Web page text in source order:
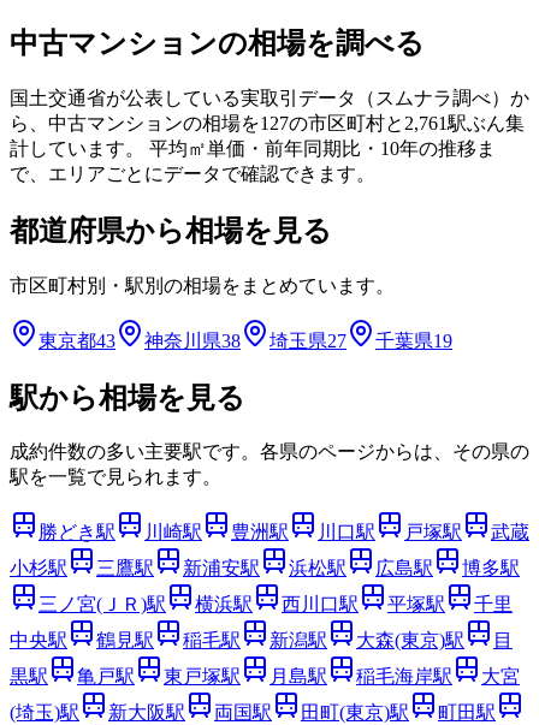
中古マンションの相場を調べる
国土交通省が公表している実取引データ（スムナラ調べ）か
ら、中古マンションの相場を127の市区町村と 2,761駅ぶん集
計しています。 平均㎡単価・前年同期比・10年の推移ま
で、エリアごとにデータで確認できます。
都道府県から相場を見る
市区町村別・駅別の相場をまとめています。
東京都43 神奈川県38 埼玉県27 千葉県19
駅から相場を見る
成約件数の多い主要駅です。各県のページからは、その県の
駅を一覧で見られます。
勝どき駅 川崎駅 豊洲駅 川口駅 戸塚駅
武蔵
小杉駅 三鷹駅 新浦安駅 浜松駅 広島駅 博多駅
三ノ宮(ＪＲ)駅 横浜駅 西川口駅 平塚駅
千里
中央駅 鶴見駅 稲毛駅 新潟駅 大森(東京)駅
目
黒駅 亀戸駅 東戸塚駅 月島駅 稲毛海岸駅
大宮
(埼玉)駅 新大阪駅 両国駅 田町(東京)駅 町田駅